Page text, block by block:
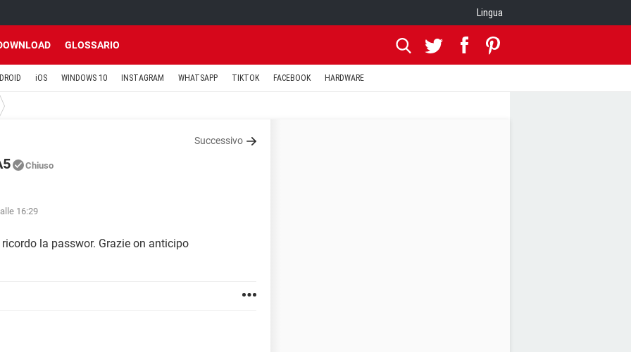
Lingua
GLOSSARIO
iOS WINDOWS 10 INSTAGRAM WHATSAPP TIKTOK FACEBOOK HARDWARE
Successivo
Chiuso
16:29
la passwor. Grazie on anticipo